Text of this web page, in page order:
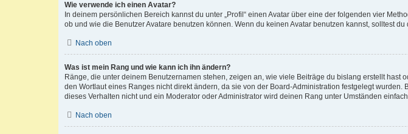
Wie verwende ich einen Avatar?
In deinem persönlichen Bereich kannst du unter „Profil“ einen Avatar über eine der folgenden vier
ob und wie die Benutzer Avatare benutzen können. Wenn du keinen Avatar benutzen kannst, solltest
Nach oben
Was ist mein Rang und wie kann ich ihn ändern?
Ränge, die unter deinem Benutzernamen stehen, zeigen an, wie viele Beiträge du bislang erstellt
den Wortlaut eines Ranges nicht direkt ändern, da sie von der Board-Administration festgelegt
dieses Verhalten nicht und ein Moderator oder Administrator wird deinen Rang unter Umständen
Nach oben